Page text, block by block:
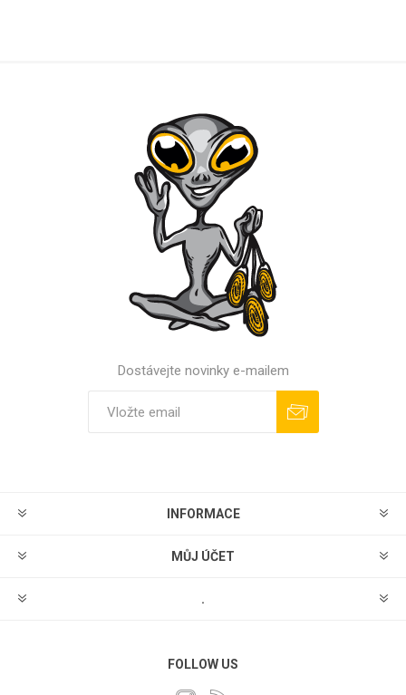
Dostávejte novinky e-mailem
INFORMACE
MŮJ ÚČET
.
FOLLOW US